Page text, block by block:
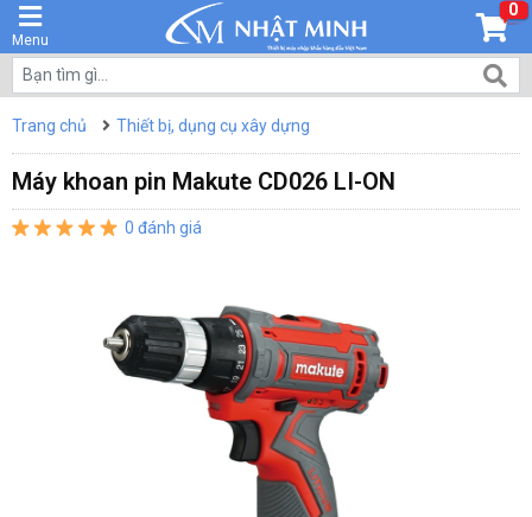
Menu
0
Trang chủ Thiết bị, dụng cụ xây dựng
Máy khoan pin Makute CD026 LI-ON
0 đánh giá